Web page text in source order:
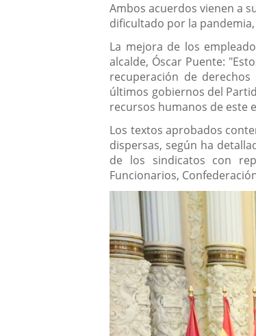
Ambos acuerdos vienen a
dificultado por la
La mejora de los
alcalde, Óscar Puente:
recuperación de
últimos gobiernos del
recursos humanos de este
Los textos aprobados
dispersas, según ha
de los sindicatos con
Funcionarios,